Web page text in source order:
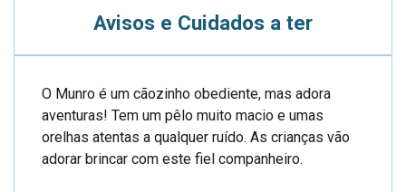
Avisos e Cuidados a ter
O Munro é um cãozinho obediente, mas adora
aventuras! Tem um pêlo muito macio e umas
orelhas atentas a qualquer ruído. As crianças vão
adorar brincar com este fiel companheiro.